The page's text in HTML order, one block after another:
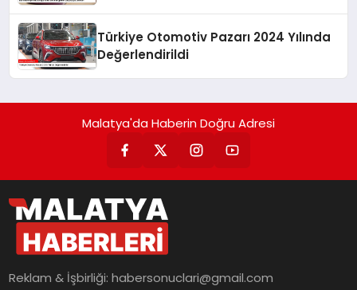
Türkiye Otomotiv Pazarı 2024 Yılında
Değerlendirildi
Malatya'da Haberin Doğru Adresi
Reklam & İşbirliği:habersonuclari@gmail.com